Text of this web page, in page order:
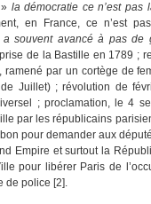
la démocratie ce n’est pas
en France, ce n’est
a souvent avancé à pas de
de la Bastille en 1789 ;
ramené par un cortège de
Juillet) ; révolution de
; proclamation, le 4
par les républicains
pour demander aux
Empire et surtout la
pour libérer Paris de
de police [2].